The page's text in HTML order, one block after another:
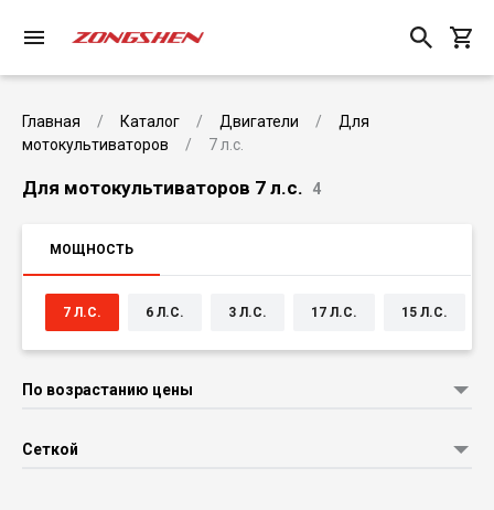
Главная Каталог Двигатели
Для
мотокультиваторов
7 л.с.
Для мотокультиваторов 7 л.с. 4
МОЩНОСТЬ
7 Л.С. 6 Л.С. 3 Л.С. 17 Л.С. 15 Л.С.
По возрастанию цены
Сеткой